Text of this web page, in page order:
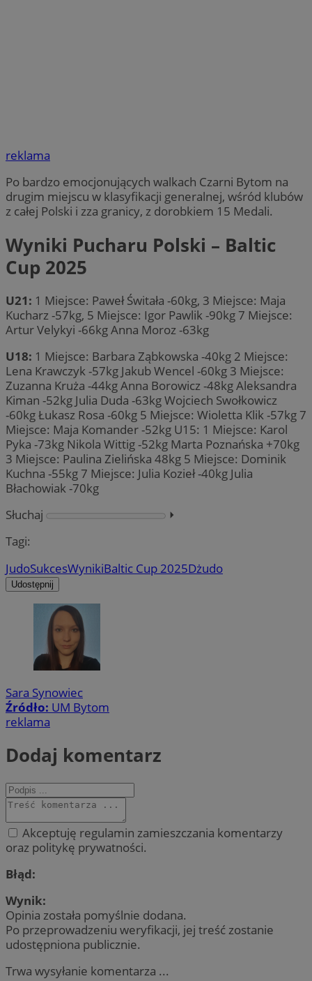
reklama
Po bardzo emocjonujących walkach Czarni Bytom na
drugim miejscu w klasyfikacji generalnej, wśród klubów
z całej Polski i zza granicy, z dorobkiem 15 Medali.
Wyniki Pucharu Polski – Baltic
Cup 2025
U21: 1 Miejsce: Paweł Świtała -60kg, 3 Miejsce: Maja
Kucharz -57kg, 5 Miejsce: Igor Pawlik -90kg 7 Miejsce:
Artur Velykyi -66kg Anna Moroz -63kg
U18: 1 Miejsce: Barbara Ząbkowska -40kg 2 Miejsce:
Lena Krawczyk -57kg Jakub Wencel -60kg 3 Miejsce:
Zuzanna Kruża -44kg Anna Borowicz -48kg Aleksandra
Kiman -52kg Julia Duda -63kg Wojciech Swołkowicz
-60kg Łukasz Rosa -60kg 5 Miejsce: Wioletta Klik -57kg 7
Miejsce: Maja Komander -52kg U15: 1 Miejsce: Karol
Pyka -73kg Nikola Wittig -52kg Marta Poznańska +70kg
3 Miejsce: Paulina Zielińska 48kg 5 Miejsce: Dominik
Kuchna -55kg 7 Miejsce: Julia Kozieł -40kg Julia
Błachowiak -70kg
Słuchaj
⏵︎
Tagi:
JudoSukcesWynikiBaltic Cup 2025Dżudo
Udostępnij
Sara Synowiec
Źródło: UM Bytom
reklama
Dodaj komentarz
Akceptuję regulamin zamieszczania komentarzy
oraz politykę prywatności.
Błąd:
Wynik:
Opinia została pomyślnie dodana.
Po przeprowadzeniu weryfikacji, jej treść zostanie
udostępniona publicznie.
Trwa wysyłanie komentarza ...